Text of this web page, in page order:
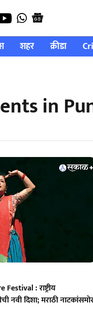
शहर क्रीडा
in
: राष्ट्रीय
नवी दिशा; मराठी